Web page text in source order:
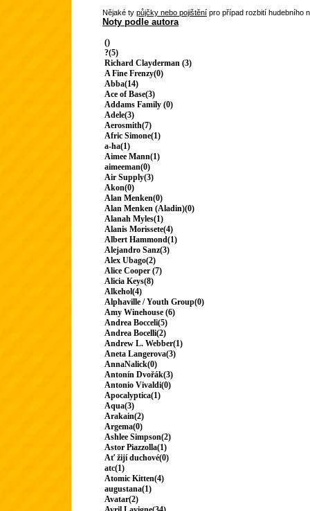
Nějaké ty půjčky nebo pojištění pro případ rozbití hudebního
Noty podle autora
()
?(5)
Richard Clayderman (3)
A Fine Frenzy(0)
Abba(14)
Ace of Base(3)
Addams Family (0)
Adele(3)
Aerosmith(7)
Afric Simone(1)
a-ha(1)
Aimee Mann(1)
aimeeman(0)
Air Supply(3)
Akon(0)
Alan Menken(0)
Alan Menken (Aladin)(0)
Alanah Myles(1)
Alanis Morissete(4)
Albert Hammond(1)
Alejandro Sanz(3)
Alex Ubago(2)
Alice Cooper (7)
Alicia Keys(8)
Alkehol(4)
Alphaville / Youth Group(0)
Amy Winehouse (6)
Andrea Bocceli(5)
Andrea Bocelli(2)
Andrew L. Webber(1)
Aneta Langerova(3)
AnnaNalick(0)
Antonín Dvořák(3)
Antonio Vivaldi(0)
Apocalyptica(1)
Aqua(3)
Arakain(2)
Argema(0)
Ashlee Simpson(2)
Astor Piazzolla(1)
Ať žijí duchové(0)
atc(1)
Atomic Kitten(4)
augustana(1)
Avatar(2)